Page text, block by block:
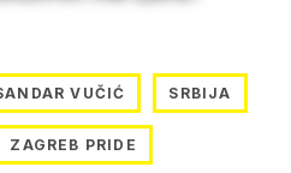
VUČIĆ SRBIJA
ZAGREB PRIDE